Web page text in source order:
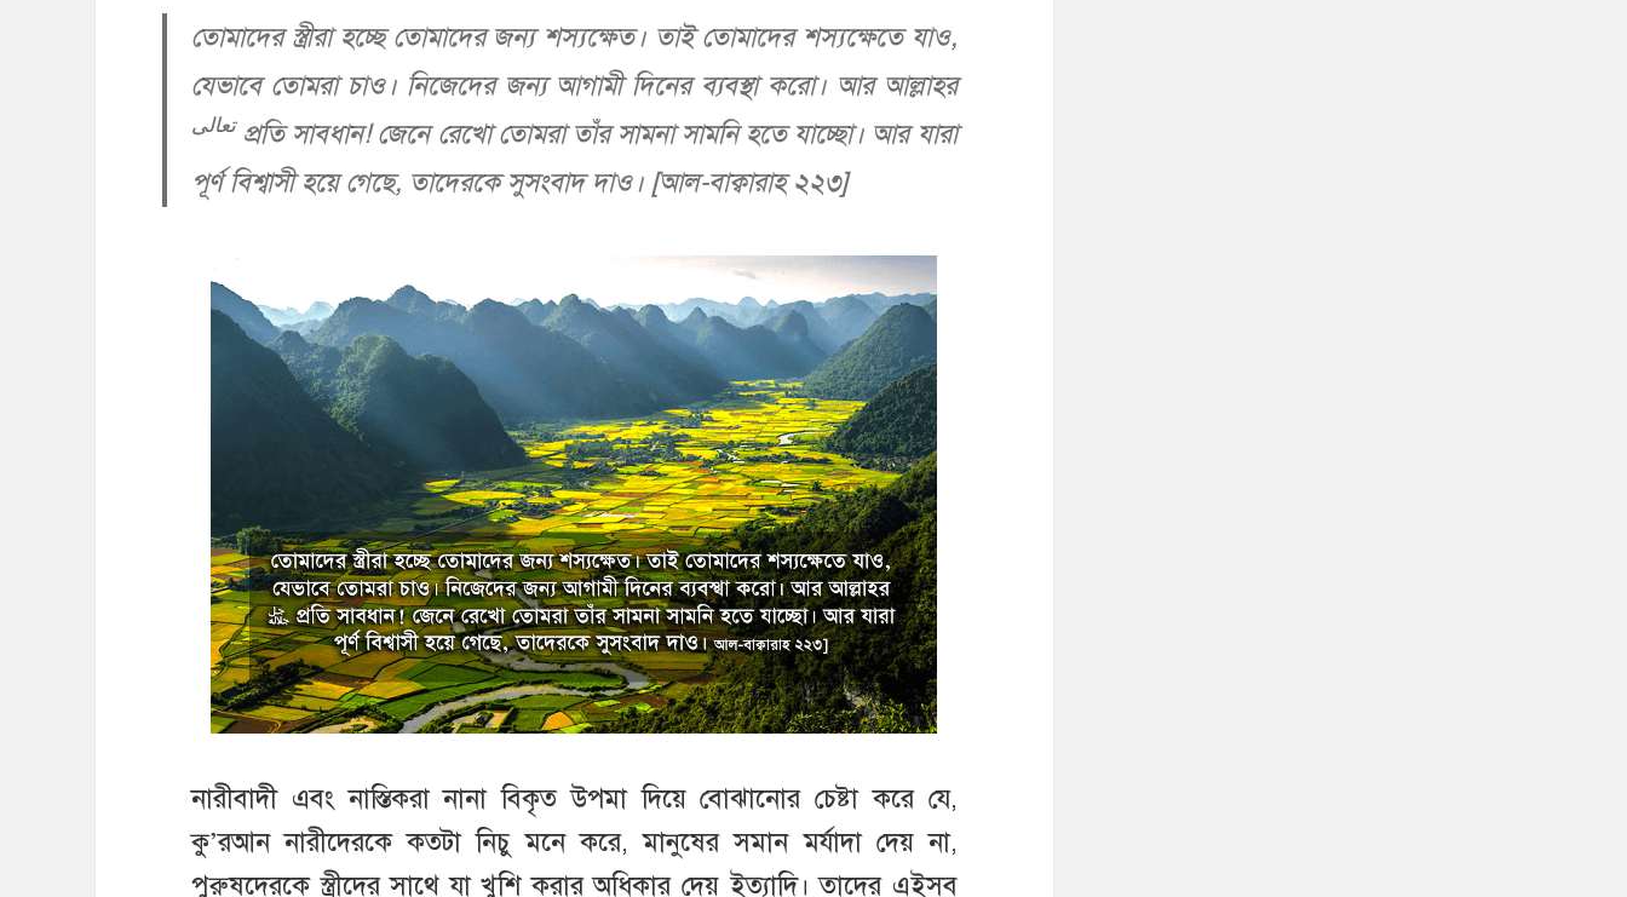
তোমাদের স্ত্রীরা হচ্ছে তোমাদের জন্য শস্যক্ষেত। তাই তোমাদের শস্যক্ষেতে যাও,
যেভাবে তোমরা চাও। নিজেদের জন্য আগামী দিনের ব্যবস্থা করো। আর আল্লাহর
تعالىপ্রতি সাবধান! জেনে রেখো তোমরা তাঁর সামনা সামনি হতে যাচ্ছো। আর যারা
পূর্ণ বিশ্বাসী হয়ে গেছে, তাদেরকে সুসংবাদ দাও। [আল-বাক্বারাহ ২২৩]
নারীবাদী এবং নাস্তিকরা নানা বিকৃত উপমা দিয়ে বোঝানোর চেষ্টা করে যে,
কু’রআন নারীদেরকে কতটা নিচু মনে করে, মানুষের সমান মর্যাদা দেয় না,
পুরুষদেরকে স্ত্রীদের সাথে যা খুশি করার অধিকার দেয় ইত্যাদি। তাদের এইসব